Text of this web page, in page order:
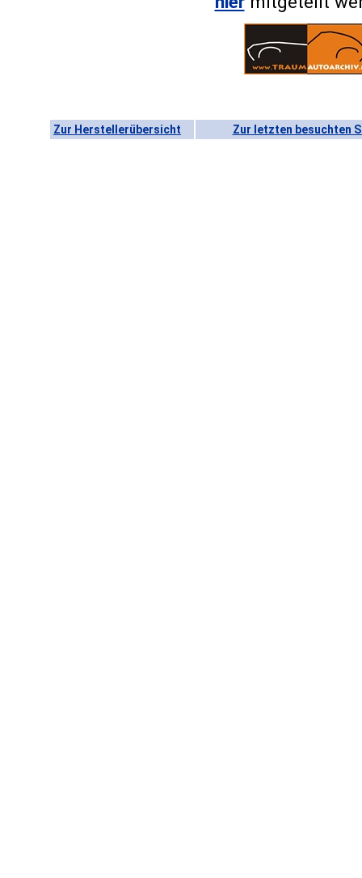
Zur Herstellerübersicht Zur letzten besuchten